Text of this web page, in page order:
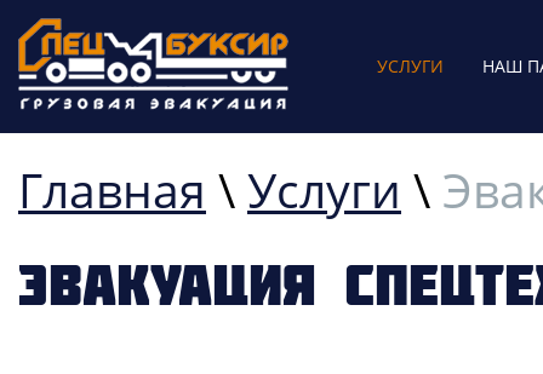
УСЛУГИ НАШ
Главная \Услуги \
Эвакуация